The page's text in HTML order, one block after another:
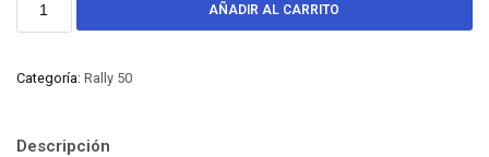
AÑADIR AL CARRITO
Categoría: Rally 50
Descripción